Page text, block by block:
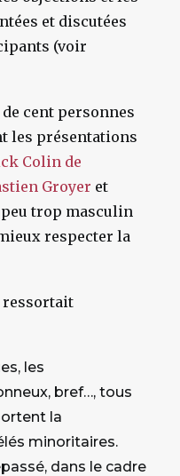
et discutées
(voir
cent personnes
les présentations
Colin de
Groyer et
trop masculin
respecter la
ressortait
les
bref…, tous
la
minoritaires.
dans le cadre